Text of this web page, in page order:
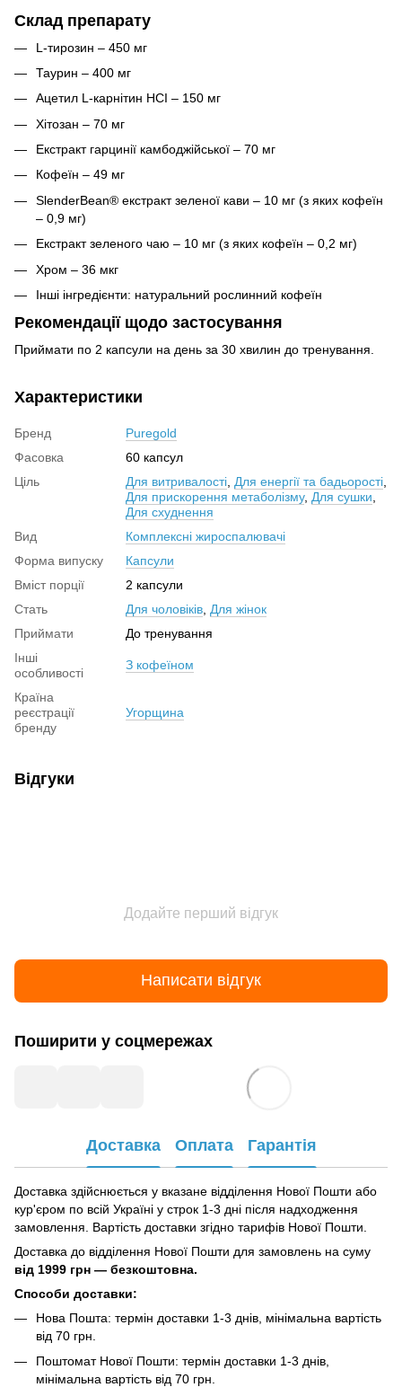
Склад препарату
L-тирозин – 450 мг
Таурин – 400 мг
Ацетил L-карнітин HCI – 150 мг
Хітозан – 70 мг
Екстракт гарцинії камбоджійської – 70 мг
Кофеїн – 49 мг
SlenderBean® екстракт зеленої кави – 10 мг (з яких кофеїн
– 0,9 мг)
Екстракт зеленого чаю – 10 мг (з яких кофеїн – 0,2 мг)
Хром – 36 мкг
Інші інгредієнти: натуральний рослинний кофеїн
Рекомендації щодо застосування
Приймати по 2 капсули на день за 30 хвилин до тренування.
Характеристики
Бренд
Puregold
Фасовка
60 капсул
Ціль
Для витривалості Для енергії та бадьорості
Для прискорення метаболізму, Для сушки
Для схуднення
Вид
Комплексні жироспалювачі
Форма випуску
Капсули
Вміст порції
2 капсули
Стать
Для чоловіків Для жінок
Приймати
До тренування
Інші
особливості
З кофеїном
Країна
реєстрації
бренду
Угорщина
Відгуки
Додайте перший відгук
Написати відгук
Поширити у соцмережах
Доставка Оплата Гарантія
Доставка здійснюється у вказане відділення Нової Пошти або
кур'єром по всій Україні у строк 1-3 дні після надходження
замовлення. Вартість доставки згідно тарифів Нової Пошти.
Доставка до відділення Нової Пошти для замовлень на суму
від 1999 грн — безкоштовна.
Способи доставки:
Нова Пошта: термін доставки 1-3 днів, мінімальна вартість
від 70 грн.
Поштомат Нової Пошти: термін доставки 1-3 днів,
мінімальна вартість від 70 грн.